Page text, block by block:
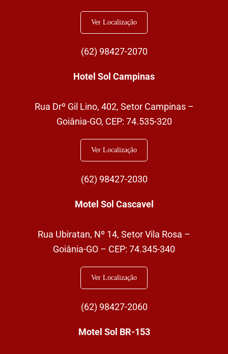
Ver Localização
(62) 98427-2070
Hotel Sol Campinas
Rua Drº Gil Lino, 402, Setor Campinas –
Goiânia-GO, CEP: 74.535-320
Ver Localização
(62) 98427-2030
Motel Sol Cascavel
Rua Ubiratan, Nº 14, Setor Vila Rosa –
Goiânia-GO – CEP: 74.345-340
Ver Localização
(62) 98427-2060
Motel Sol BR-153